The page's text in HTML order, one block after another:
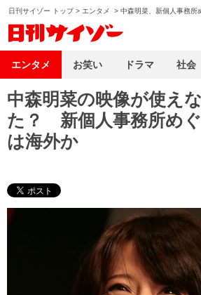
日刊サイゾー トップ> エンタメ > 中森明菜、新個人事務所
中森明菜の映像が使え
た？ 新個人事務所め
は海外か
エンタメ お笑い ドラマ 社会